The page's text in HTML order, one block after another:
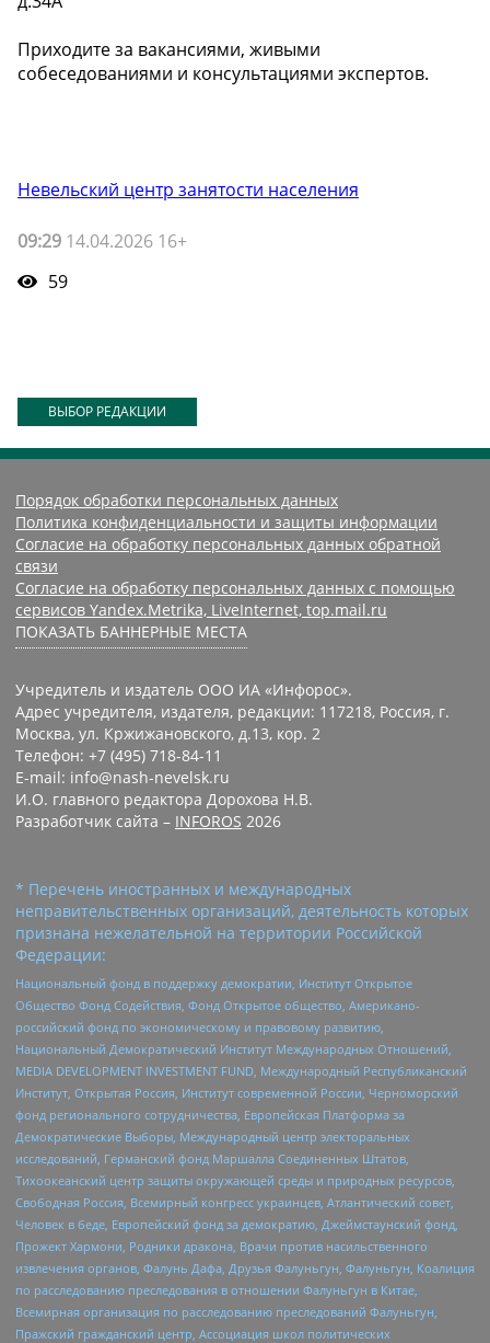
Приходите за вакансиями, живыми
собеседованиями и консультациями экспертов.
Невельский центр занятости населения
09:29 14.04.2026 16+
59
ВЫБОР РЕДАКЦИИ
Порядок обработки персональных данных
Политика конфиденциальности и защиты информации
Согласие на обработку персональных данных обратной
связи
Согласие на обработку персональных данных с помощью
сервисов Yandex.Metrika, LiveInternet, top.mail.ru
ПОКАЗАТЬ БАННЕРНЫЕ МЕСТА
Учредитель и издатель ООО ИА «Инфорос».
Адрес учредителя, издателя, редакции: 117218, Россия, г.
Москва, ул. Кржижановского, д.13, кор. 2
Телефон: +7 (495) 718-84-11
E-mail: info@nash-nevelsk.ru
И.О. главного редактора Дорохова Н.В.
Разработчик сайта – INFOROS 2026
* Перечень иностранных и международных
неправительственных организаций, деятельность которых
признана нежелательной на территории Российской
Федерации:
Национальный фонд в поддержку демократии, Институт Открытое
Общество Фонд Содействия, Фонд Открытое общество, Американо-
российский фонд по экономическому и правовому развитию,
Национальный Демократический Институт Международных Отношений,
MEDIA DEVELOPMENT INVESTMENT FUND, Международный Республиканский
Институт, Открытая Россия, Институт современной России, Черноморский
фонд регионального сотрудничества, Европейская Платформа за
Демократические Выборы, Международный центр электоральных
исследований, Германский фонд Маршалла Соединенных Штатов,
Тихоокеанский центр защиты окружающей среды и природных ресурсов,
Свободная Россия, Всемирный конгресс украинцев, Атлантический совет,
Человек в беде, Европейский фонд за демократию, Джеймстаунский фонд,
Прожект Хармони, Родники дракона, Врачи против насильственного
извлечения органов, Фалунь Дафа, Друзья Фалуньгун, Фалуньгун, Коалиция
по расследованию преследования в отношении Фалуньгун в Китае,
Всемирная организация по расследованию преследований Фалуньгун,
Пражский гражданский центр, Ассоциация школ политических